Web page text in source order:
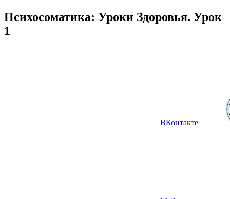
Психосоматика: Уроки Здоровья. Урок
1
ВКонтакте